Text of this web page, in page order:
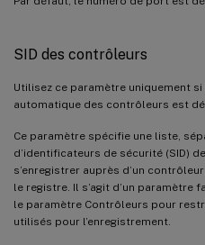
SID des contrôleurs
Utilisez ce paramètre uniquement
automatique des contrôleurs est
Ce paramètre spécifie une liste,
d’identificateurs de sécurité (SID)
s’enregistrer auprès d’un
le registre. Il s’agit d’un
le paramètre Contrôleurs pour
utilisés pour l’enregistrement.